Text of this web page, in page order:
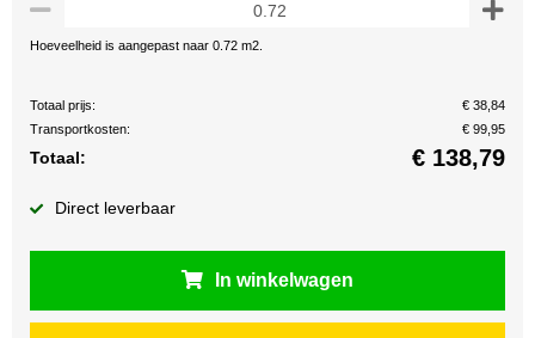
Hoeveelheid is aangepast naar 0.72 m2.
Totaal prijs:
€ 38,84
Transportkosten:
€ 99,95
Totaal: € 138,79
Direct leverbaar
In winkelwagen